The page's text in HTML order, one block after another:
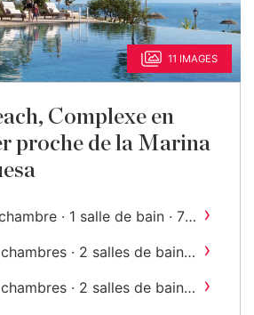
11 IMAGES
Complexe en
proche de la Marina
· 1 salle de bain · 73
›
· 2 salles de bain ·
›
· 2 salles de bain ·
›